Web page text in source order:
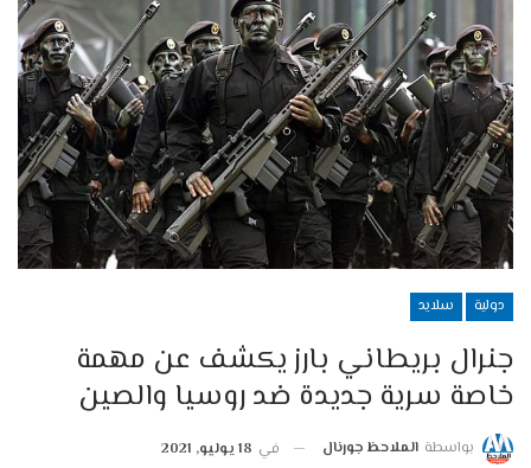
دولية سلايد
جنرال بريطاني بارز يكشف عن مهمة
خاصة سرية جديدة ضد روسيا والصين
بواسطة الملاحظ جورنال في 18 يوليو, 2021